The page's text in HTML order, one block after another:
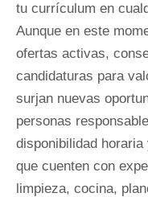
tu currículum en
Aunque en este
ofertas activas,
candidaturas para
surjan nuevas
personas
disponibilidad
que cuenten con
limpieza, cocina,